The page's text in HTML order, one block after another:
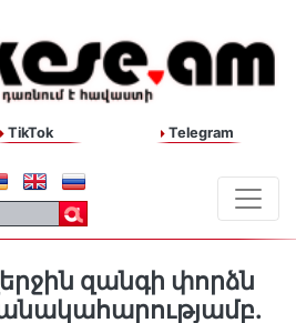
TikTok Telegram
զանգի փորձն